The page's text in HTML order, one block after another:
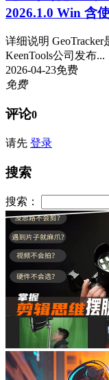
2026.1.0 Win 含
详细说明
KeenTools公司发布...
2026-04-23免费
免费
评论0
请先 登录
搜索
搜索：